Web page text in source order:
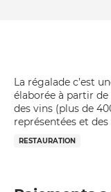
La régalade c’est
élaborée à partir
des vins (plus de
représentées et
RESTAURATION